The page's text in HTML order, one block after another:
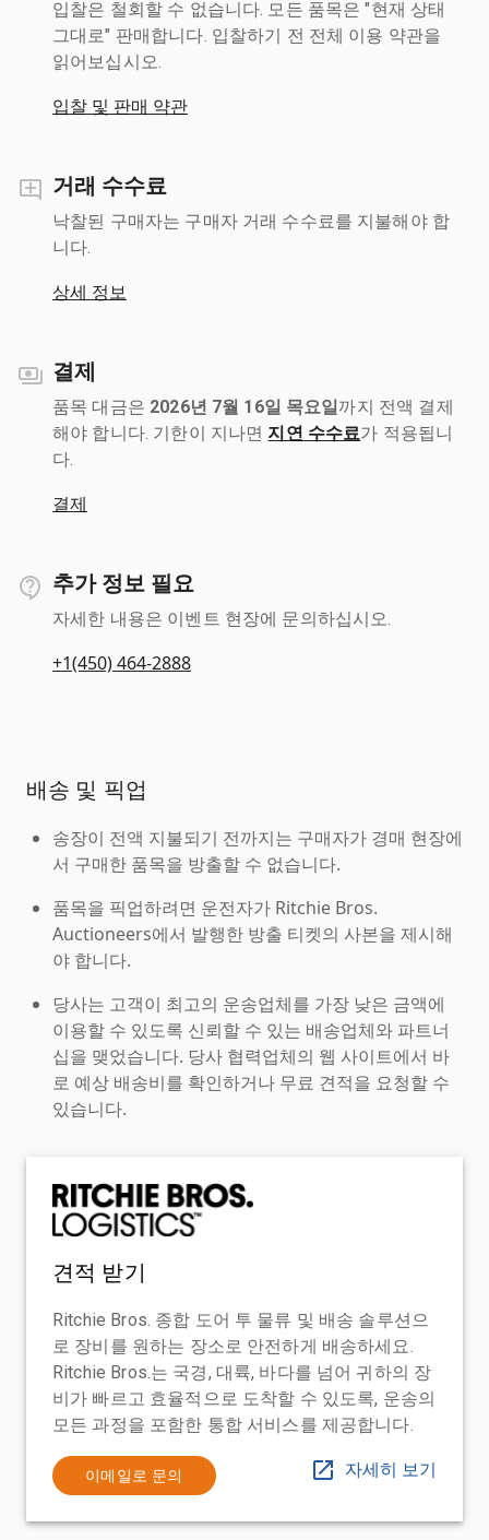
입찰은 철회할 수 없습니다. 모든 품목은 "현재 상태
그대로" 판매합니다. 입찰하기 전 전체 이용 약관을
읽어보십시오.
입찰 및 판매 약관
거래 수수료
낙찰된 구매자는 구매자 거래 수수료를 지불해야 합
니다.
상세 정보
결제
품목 대금은 2026년 7월 16일 목요일까지 전액 결제
해야 합니다. 기한이 지나면 지연 수수료가 적용됩니
다.
결제
추가 정보 필요
자세한 내용은 이벤트 현장에 문의하십시오.
+1(450) 464-2888
배송 및 픽업
송장이 전액 지불되기 전까지는 구매자가 경매 현장에
서 구매한 품목을 방출할 수 없습니다.
품목을 픽업하려면 운전자가 Ritchie Bros.
Auctioneers에서 발행한 방출 티켓의 사본을 제시해
야 합니다.
당사는 고객이 최고의 운송업체를 가장 낮은 금액에
이용할 수 있도록 신뢰할 수 있는 배송업체와 파트너
십을 맺었습니다. 당사 협력업체의 웹 사이트에서 바
로 예상 배송비를 확인하거나 무료 견적을 요청할 수
있습니다.
견적 받기
Ritchie Bros. 종합 도어 투 물류 및 배송 솔루션으
로 장비를 원하는 장소로 안전하게 배송하세요.
Ritchie Bros.는 국경, 대륙, 바다를 넘어 귀하의 장
비가 빠르고 효율적으로 도착할 수 있도록, 운송의
모든 과정을 포함한 통합 서비스를 제공합니다.
이메일로 문의 자세히 보기